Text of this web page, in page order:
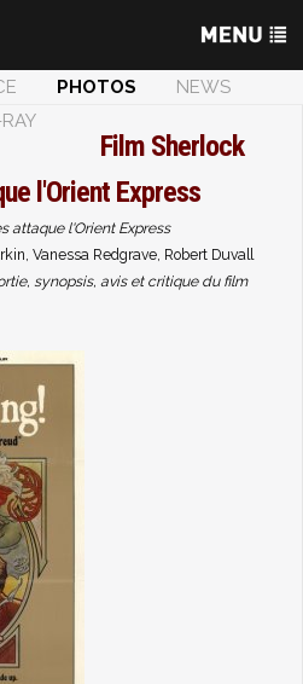
PHOTOS
NEWS
Film Sherlock
l'Orient Express
attaque l'Orient Express
Vanessa Redgrave, Robert Duvall
synopsis, avis et critique du film